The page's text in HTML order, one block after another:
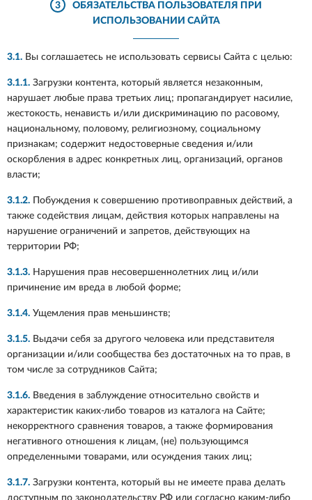
3
ОБЯЗАТЕЛЬСТВА ПОЛЬЗОВАТЕЛЯ ПРИ
ИСПОЛЬЗОВАНИИ САЙТА
3.1. Вы соглашаетесь не использовать сервисы Сайта с целью:
3.1.1. Загрузки контента, который является незаконным,
нарушает любые права третьих лиц; пропагандирует насилие,
жестокость, ненависть и/или дискриминацию по расовому,
национальному, половому, религиозному, социальному
признакам; содержит недостоверные сведения и/или
оскорбления в адрес конкретных лиц, организаций, органов
власти;
3.1.2. Побуждения к совершению противоправных действий, а
также содействия лицам, действия которых направлены на
нарушение ограничений и запретов, действующих на
территории РФ;
3.1.3. Нарушения прав несовершеннолетних лиц и/или
причинение им вреда в любой форме;
3.1.4. Ущемления прав меньшинств;
3.1.5. Выдачи себя за другого человека или представителя
организации и/или сообщества без достаточных на то прав, в
том числе за сотрудников Сайта;
3.1.6. Введения в заблуждение относительно свойств и
характеристик каких-либо товаров из каталога на Сайте;
некорректного сравнения товаров, а также формирования
негативного отношения к лицам, (не) пользующимся
определенными товарами, или осуждения таких лиц;
3.1.7. Загрузки контента, который вы не имеете права делать
доступным по законодательству РФ или согласно каким-либо